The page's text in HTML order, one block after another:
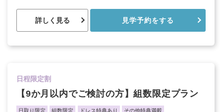
詳しく見る 見学予約をする
日程限定割
【9か月以内でご検討の方】組数限定プラン
日取り限定 組数限定 ドレス特典あり その他特典満載